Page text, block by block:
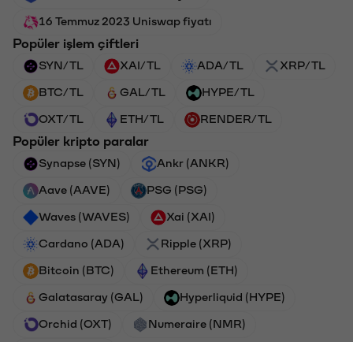
16 Temmuz 2023 Uniswap fiyatı
Popüler işlem çiftleri
SYN/TL XAI/TL ADA/TL XRP/TL
BTC/TL GAL/TL HYPE/TL
OXT/TL ETH/TL RENDER/TL
Popüler kripto paralar
Synapse (SYN) Ankr (ANKR)
Aave (AAVE) PSG (PSG)
Waves (WAVES) Xai (XAI)
Cardano (ADA) Ripple (XRP)
Bitcoin (BTC) Ethereum (ETH)
Galatasaray (GAL) Hyperliquid (HYPE)
Orchid (OXT) Numeraire (NMR)